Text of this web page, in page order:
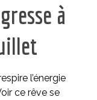
à
l’énergie
ce rêve se